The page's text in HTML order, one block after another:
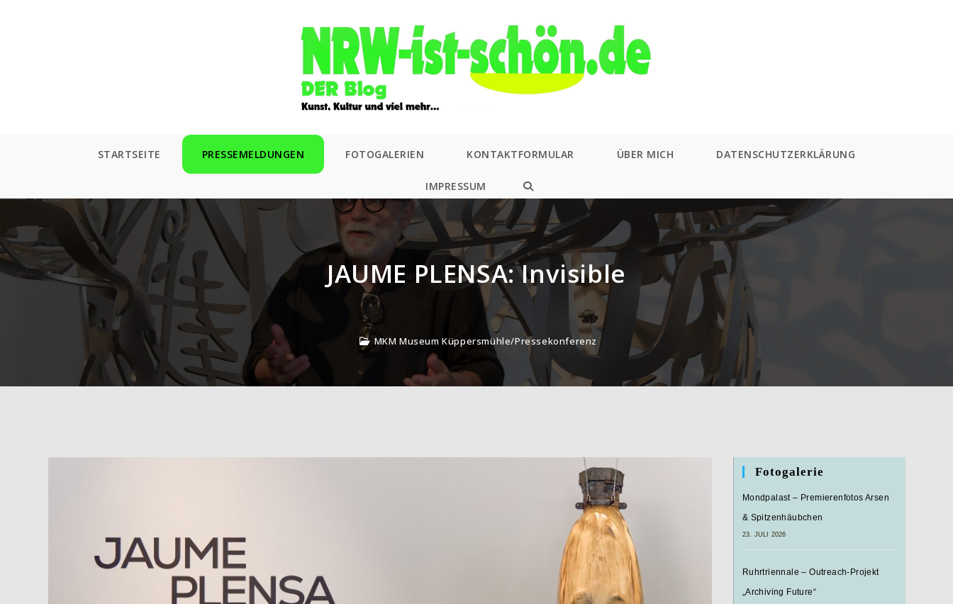
STARTSEITE PRESSEMELDUNGEN FOTOGALERIEN KONTAKTFORMULAR ÜBER MICH DATENSCHUTZERKLÄRUNG
IMPRESSUM
WEBSITE-
SUCHE
UMSCHALTEN
JAUME PLENSA: Invisible
MKM Museum Küppersmühle/Pressekonferenz
Fotogalerie
Mondpalast – Premierenfotos Arsen
& Spitzenhäubchen
23. JULI 2026
Ruhrtriennale – Outreach-Projekt
„Archiving Future“